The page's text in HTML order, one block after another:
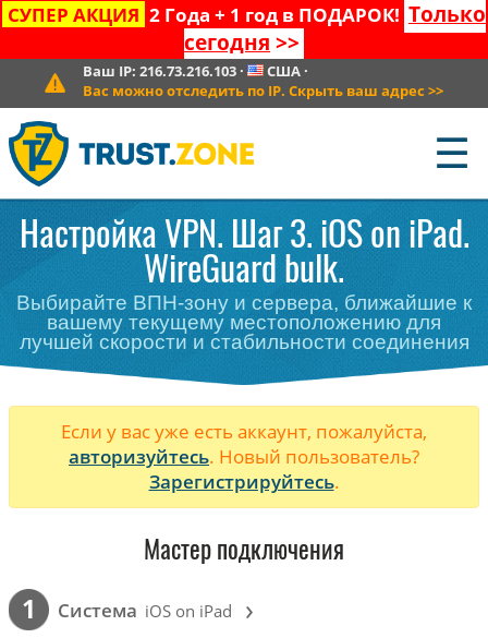
СУПЕР АКЦИЯ 2 Года + 1 год в ПОДАРОК! Только
сегодня >>
Ваш IP: 216.73.216.103· США·
Вас можно отследить по IP. Скрыть ваш адрес >>
☰
Настройка VPN. Шаг 3. iOS on iPad.
WireGuard bulk.
Выбирайте ВПН-зону и сервера, ближайшие к
вашему текущему местоположению для
лучшей скорости и стабильности соединения
Если у вас уже есть аккаунт, пожалуйста,
авторизуйтесь. Новый пользователь?
Зарегистрируйтесь.
Мастер подключения
1 Cистема iOS on iPad ›